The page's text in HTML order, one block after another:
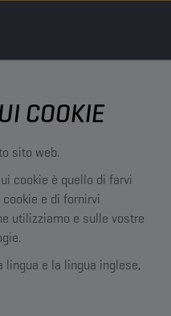
COOKIE
sito web.
cookie è quello di farvi
e di fornirvi
utilizziamo e sulle vostre
lingua e la lingua inglese,